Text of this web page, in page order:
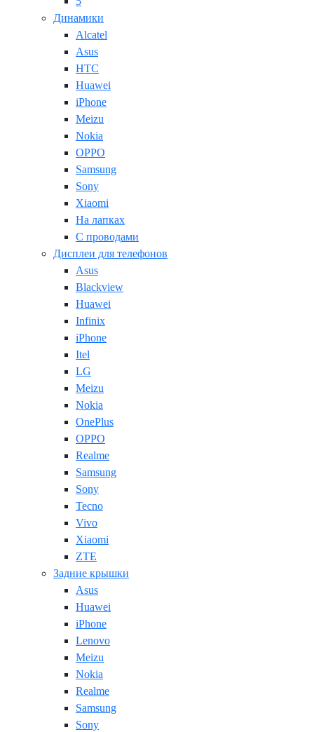
Динамики
Alcatel
Asus
HTC
Huawei
iPhone
Meizu
Nokia
OPPO
Samsung
Sony
Xiaomi
На лапках
С проводами
Дисплеи для телефонов
Asus
Blackview
Huawei
Infinix
iPhone
Itel
LG
Meizu
Nokia
OnePlus
OPPO
Realme
Samsung
Sony
Tecno
Vivo
Xiaomi
ZTE
Задние крышки
Asus
Huawei
iPhone
Lenovo
Meizu
Nokia
Realme
Samsung
Sony